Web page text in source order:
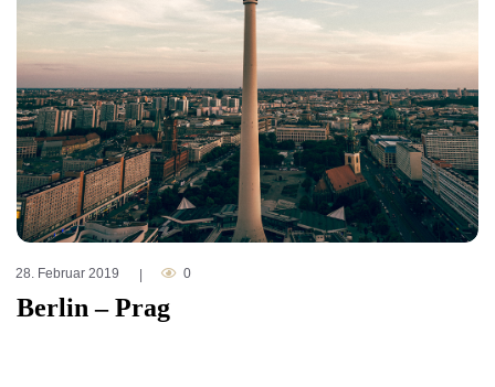
28. Februar 2019 0
Berlin – Prag